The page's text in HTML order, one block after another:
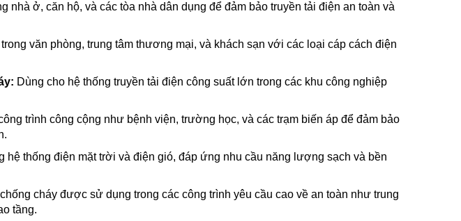
nhà ở, căn hộ, và các tòa nhà dân dụng để đảm bảo truyền tải điện an toàn và
văn phòng, trung tâm thương mại, và khách sạn với các loại cáp cách điện
Dùng cho hệ thống truyền tải điện công suất lớn trong các khu công nghiệp
trình công cộng như bệnh viện, trường học, và các trạm biến áp để đảm bảo
hệ thống điện mặt trời và điện gió, đáp ứng nhu cầu năng lượng sạch và bền
cháy được sử dụng trong các công trình yêu cầu cao về an toàn như trung
tầng.